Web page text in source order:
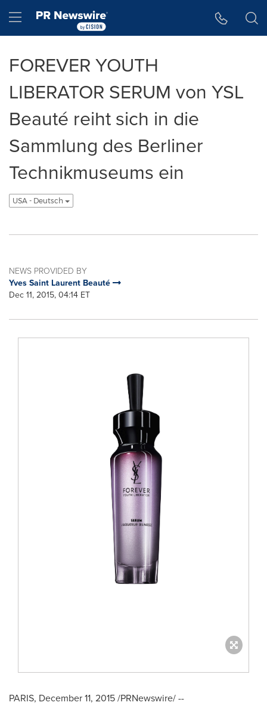
Hamburger menu
FOREVER YOUTH
LIBERATOR SERUM von YSL
Beauté reiht sich in die
Sammlung des Berliner
Technikmuseums ein
USA - Deutsch
NEWS PROVIDED BY
Yves Saint Laurent Beauté
Dec 11, 2015, 04:14 ET
PARIS, December 11, 2015/PRNewswire/ --